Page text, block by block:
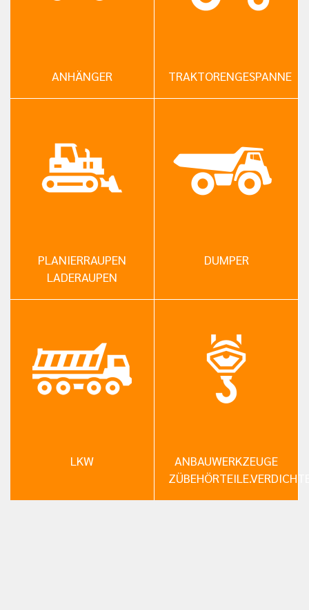
ANHÄNGER TRAKTORENGESPANNE
PLANIERRAUPEN
LADERAUPEN
DUMPER
LKW
ANBAUWERKZEUGE